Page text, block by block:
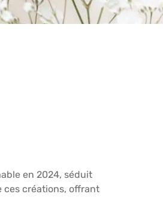
en 2024, séduit
ces créations, offrant